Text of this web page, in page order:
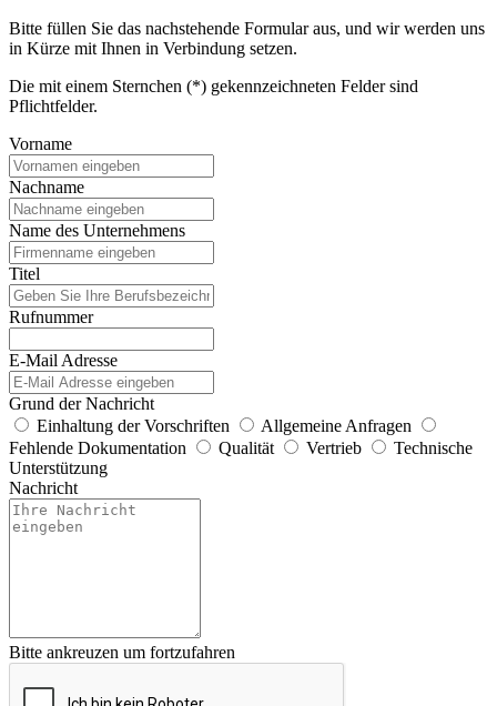
Bitte füllen Sie das nachstehende Formular aus, und wir werden uns
in Kürze mit Ihnen in Verbindung setzen.
Die mit einem Sternchen (*) gekennzeichneten Felder sind
Pflichtfelder.
Vorname
Nachname
Name des Unternehmens
Titel
Rufnummer
E-Mail Adresse
Grund der Nachricht
Einhaltung der Vorschriften
Allgemeine Anfragen
Fehlende Dokumentation
Qualität Vertrieb
Technische
Unterstützung
Nachricht
Bitte ankreuzen um fortzufahren